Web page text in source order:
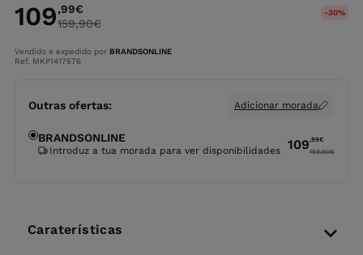
109,99€
159,90€
-30%
Vendido e expedido por BRANDSONLINE
Ref. MKP1417576
Outras ofertas: Adicionar morada
BRANDSONLINE
Introduz a tua morada para ver disponibilidades 109,99€
159,90€
Caraterísticas